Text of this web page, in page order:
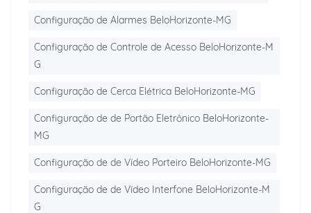
Configuração de Alarmes BeloHorizonte-MG
Configuração de Controle de Acesso BeloHorizonte-M
G
Configuração de Cerca Elétrica BeloHorizonte-MG
Configuração de de Portão Eletrônico BeloHorizonte-
MG
Configuração de de Vídeo Porteiro BeloHorizonte-MG
Configuração de de Vídeo Interfone BeloHorizonte-M
G